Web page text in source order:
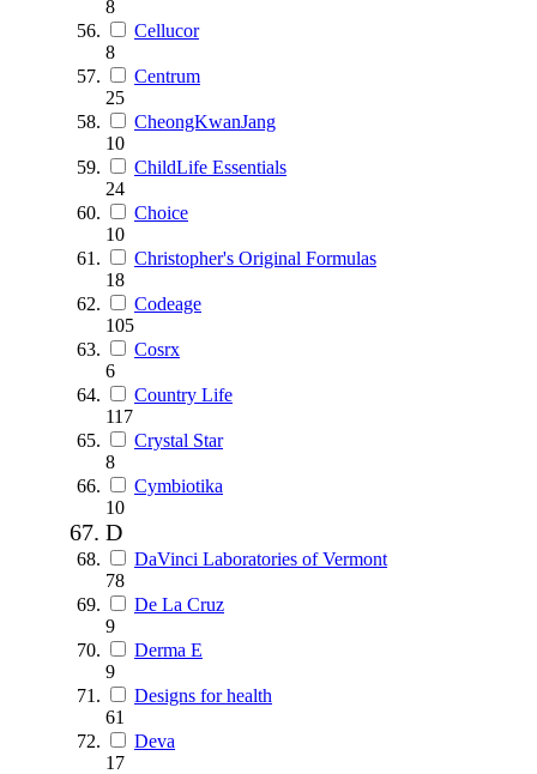
8
Cellucor
8
Centrum
25
CheongKwanJang
10
ChildLife Essentials
24
Choice
10
Christopher's Original Formulas
18
Codeage
105
Cosrx
6
Country Life
117
Crystal Star
8
Cymbiotika
10
D
DaVinci Laboratories of Vermont
78
De La Cruz
9
Derma E
9
Designs for health
61
Deva
17